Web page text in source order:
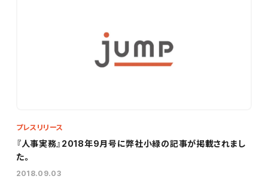
プレスリリース
『人事実務』2018年9月号に弊社小緑の記事が掲載されまし
た。
2018.09.03